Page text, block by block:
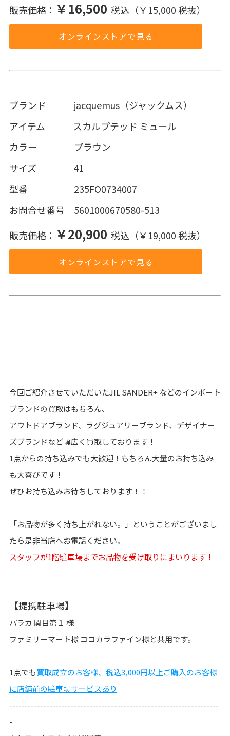
販売価格： ￥16,500 税込（￥15,000 税抜）
オンラインストアで見る
ブランド jacquemus（ジャックムス）
アイテム スカルプテッド ミュール
カラー ブラウン
サイズ 41
型番 235FO0734007
お問合せ番号 5601000670580-513
販売価格： ￥20,900 税込（￥19,000 税抜）
オンラインストアで見る
今回ご紹介させていただいたJIL SANDER+ などのインポート
ブランドの買取はもちろん、
アウトドアブランド、ラグジュアリーブランド、デザイナー
ズブランドなど幅広く買取しております！
1点からの持ち込みでも大歓迎！もちろん大量のお持ち込み
も大喜びです！
ぜひお持ち込みお待ちしております！！
「お品物が多く持ち上がれない。」ということがございまし
たら是非当店へお電話ください。
スタッフが1階駐車場までお品物を受け取りにまいります！
【提携駐車場】
パラカ 関目第１ 様
ファミリーマート様 ココカラファイン様と共用です。
1点でも買取成立のお客様、税込3,000円以上ご購入のお客様
に店舗前の駐車場サービスあり
--------------------------------------------------------------------
-